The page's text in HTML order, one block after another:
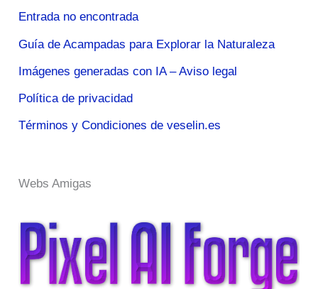
Entrada no encontrada
Guía de Acampadas para Explorar la Naturaleza
Imágenes generadas con IA – Aviso legal
Política de privacidad
Términos y Condiciones de veselin.es
Webs Amigas